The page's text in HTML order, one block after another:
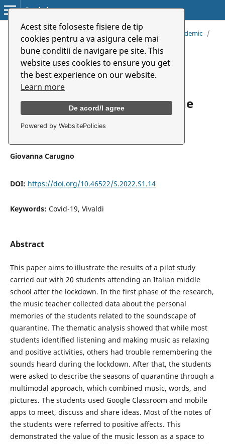
Acest site foloseste fisiere de tip
cookies pentru a va asigura cele mai
bune conditii de navigare pe site. This
website uses cookies to ensure you get
the best experience on our website.
Learn more
De acord/I agree
Powered by WebsitePolicies
Symbolon
/ Vol. 23 (2022): Music And Art in Pandemic /
Articles
Music as a Tool to Express
Emotions: Remembering the
Quarantine Soundscape at the
Middle School
Giovanna Carugno
DOI: https://doi.org/10.46522/S.2022.S1.14
Keywords: Covid-19, Vivaldi
Abstract
This paper aims to illustrate the results of a pilot study
carried out with 20 students attending an Italian middle
school after the lockdown. In the first phase of the research,
the music teacher collected data about the personal
memories of the students related to the soundscape of
quarantine. The thematic analysis showed that while most
students identified listening and making music as relaxing
and positive activities, others had trouble remembering the
sounds heard during the lockdown. After that, the students
were asked to describe the seasons of quarantine through a
multimodal approach, which combined music, words, and
pictures. The students used Google Classroom and mobile
apps to meet, discuss and share ideas. Most of the notes of
the students were referred to positive affects. This
demonstrated the value of the music lesson as a space to